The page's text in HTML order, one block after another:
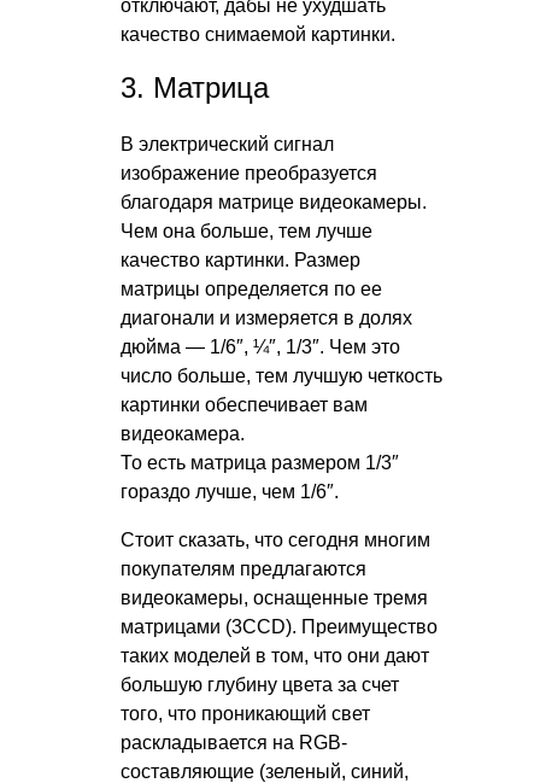
отключают, дабы не ухудшать
качество снимаемой картинки.
3. Матрица
В электрический сигнал
изображение преобразуется
благодаря матрице видеокамеры.
Чем она больше, тем лучше
качество картинки. Размер
матрицы определяется по ее
диагонали и измеряется в долях
дюйма — 1/6″, ¼″, 1/3″. Чем это
число больше, тем лучшую четкость
картинки обеспечивает вам
видеокамера.
То есть матрица размером 1/3″
гораздо лучше, чем 1/6″.
Стоит сказать, что сегодня многим
покупателям предлагаются
видеокамеры, оснащенные тремя
матрицами (3CCD). Преимущество
таких моделей в том, что они дают
большую глубину цвета за счет
того, что проникающий свет
раскладывается на RGB-
составляющие (зеленый, синий,